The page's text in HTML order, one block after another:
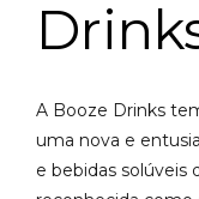
A Booze Drinks
uma nova e
e bebidas solúveis